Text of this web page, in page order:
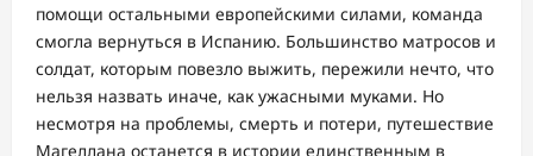
помощи остальными европейскими силами, команда
смогла вернуться в Испанию. Большинство матросов и
солдат, которым повезло выжить, пережили нечто, что
нельзя назвать иначе, как ужасными муками. Но
несмотря на проблемы, смерть и потери, путешествие
Магеллана останется в истории единственным в